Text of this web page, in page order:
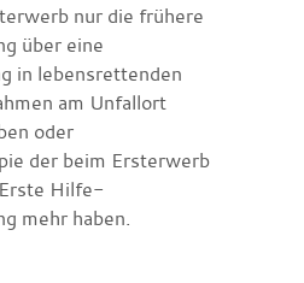
nur die frühere
über eine
in lebensrettenden
am Unfallort
oder
der beim Ersterwerb
Hilfe-
mehr haben.